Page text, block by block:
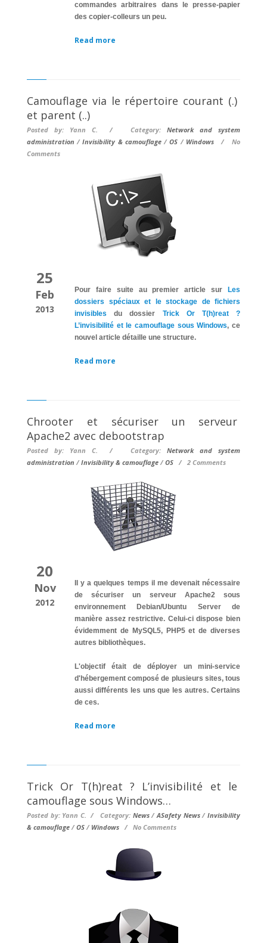
commandes arbitraires dans le presse-papier
des copier-colleurs un peu.
Read more
Camouflage via le répertoire courant (.)
et parent (..)
Posted by: Yann C. / Category: Network and system
administration /Invisibility & camouflage/OS / Windows/No
Comments
25
Feb
2013
Pour faire suite au premier article sur
Les
dossiers spéciaux et le stockage de fichiers
invisibles du dossier Trick Or T(h)reat ?
L’invisibilité et le camouflage sous Windows, ce
nouvel article détaille une structure.
Read more
Chrooter et sécuriser un serveur
Apache2 avec debootstrap
Posted by: Yann C. / Category: Network and system
administration / Invisibility & camouflage / OS / 2 Comments
20
Nov
2012
Il y a quelques temps il me devenait nécessaire
de sécuriser un serveur Apache2 sous
environnement Debian/Ubuntu Server de
manière assez restrictive. Celui-ci dispose bien
évidemment de MySQL5, PHP5 et de diverses
autres bibliothèques.
L'objectif était de déployer un mini-service
d'hébergement composé de plusieurs sites, tous
aussi différents les uns que les autres. Certains
de ces.
Read more
Trick Or T(h)reat ? L’invisibilité et le
camouflage sous Windows…
Posted by: Yann C. / Category: News/ASafety News/Invisibility
& camouflage / OS / Windows / No Comments